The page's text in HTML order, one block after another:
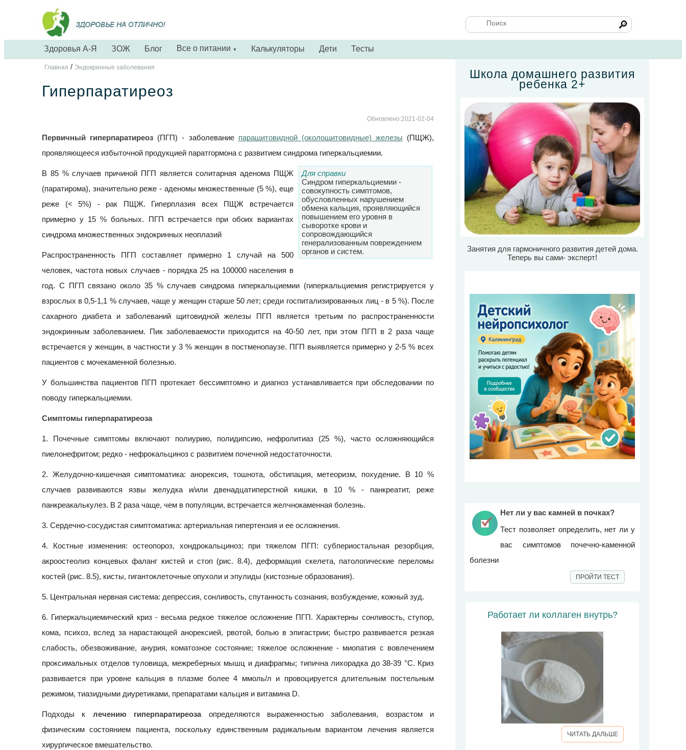
🔎
Здоровья А-Я ЗОЖ Блог Все о питании ▼ Калькуляторы Дети Тесты
Главная / Эндокринные заболевания
Гиперпаратиреоз
Обновлено:2021-02-04
Первичный гиперпаратиреоз (ПГП) - заболевание паращитовидной (околощитовидные) железы (ПЩЖ),
проявляющееся избыточной продукцией паратгормона с развитием синдрома гиперкальциемии.
Для справки
Синдром гиперкальциемии -
совокупность симптомов,
обусловленных нарушением
обмена кальция, проявляющийся
по­вышением его уровня в
сыворотке крови и
сопровождающийся
генерализованным повреждением
органов и систем.
В 85 % случаев причиной ПГП является солитарная аденома ПЩЖ
(паратирома), значительно реже - аденомы множественные (5 %), еще
реже (< 5%) - рак ПЩЖ. Гиперплазия всех ПЩЖ встречается
примерно у 15 % больных. ПГП встречается при обоих вариантах
синдрома множественных эндокринных неоплазий
Распространенность ПГП составляет примерно 1 случай на 500
человек, частота новых случаев - порядка 25 на 100000 населения в
год. С ПГП связано около 35 % случаев синдрома гиперкальциемии (гиперкальциемия регистрируется у
взрослых в 0,5-1,1 % случаев, чаще у женщин старше 50 лет; среди госпитализированных лиц - в 5 %). После
сахарного диабета и заболеваний щитовидной железы ПГП является третьим по распространенности
эндокринным заболеванием. Пик заболеваемости приходится на 40-50 лет, при этом ПГП в 2 раза чаще
встречается у женщин, в частности у 3 % женщин в постменопаузе. ПГП выявляется примерно у 2-5 % всех
пациентов с мочекаменной болезнью.
У большинства пациентов ПГП протекает бессимптомно и диагноз устанавливается при обследовании по
поводу гиперкальциемии.
Симптомы гиперпаратиреоза
1. Почечные симптомы включают полиурию, полидипсию, нефролитиаз (25 %), часто осложняющийся
пиелонефритом; редко - нефрокальциноз с развитием почечной недостаточности.
2. Желудочно-кишечная симптоматика: анорексия, тошнота, обстипация, метеоризм, похудение. В 10 %
случаев развиваются язвы желудка и/или двенадцатиперстной кишки, в 10 % - панкреатит, реже
панкреакалькулез. В 2 раза чаще, чем в популяции, встречается желчнокаменная болезнь.
3. Сердечно-сосудистая симптоматика: артериальная гипертензия и ее осложнения.
4. Костные изменения: остеопороз, хондрокальциноз; при тяжелом ПГП: субпериостальная резорбция,
акроостеолиз концевых фаланг кистей и стоп (рис. 8.4), деформация скелета, патологические переломы
костей (рис. 8.5), кисты, гигантоклеточные опухоли и эпулиды (кистозные образования).
5. Центральная нервная система: депрессия, сонливость, спутанность сознания, возбуждение, кожный зуд.
6. Гиперкальциемический криз - весьма редкое тяжелое осложнение ПГП. Характерны сонливость, ступор,
кома, психоз, вслед за нарастающей анорексией, рвотой, болью в эпигастрии; быстро развивается резкая
слабость, обезвоживание, анурия, коматозное состояние; тяжелое осложнение - миопатия с вовлечением
проксимальных отделов туловища, межреберных мышц и диафрагмы; типична лихорадка до 38-39 °С. Криз
развивается при уровне кальция в плазме более 4 ммоль/л и провоцируется длительным постельным
режимом, тиазидными диуретиками, препаратами кальция и витамина D.
Подходы к лечению гиперпаратиреозаопределяются выраженностью заболевания, возрастом и
физическим состоянием пациента, поскольку единственным радикальным вариантом лечения является
хирургическое вмешательство.
Школа домашнего развития
ребенка 2+
Занятия для гармоничного развития детей дома.
Теперь вы сами- эксперт!
Нет ли у вас камней в почках?
Тест позволяет определить, нет ли у
вас симптомов почечно-каменной
болезни
ПРОЙТИ ТЕСТ
Работает ли коллаген внутрь?
ЧИТАТЬ ДАЛЬШЕ